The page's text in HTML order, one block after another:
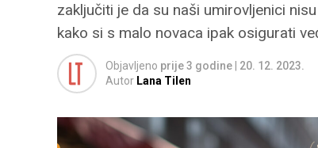
zaključiti je da su naši umirovljenici
kako si s malo novaca ipak osigurati
Objavljeno prije 3 godine
20. 12. 2023.
Autor Lana Tilen